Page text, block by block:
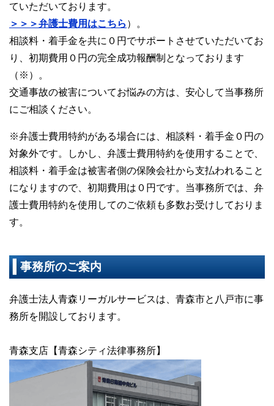
ていただいております。
＞＞＞弁護士費用はこちら ）。
相談料・着手金を共に０円でサポートさせていただいてお
り、初期費用０円の完全成功報酬制となっております
（※）。
交通事故の被害についてお悩みの方は、安心して当事務所
にご相談ください。
※弁護士費用特約がある場合には、相談料・着手金０円の
対象外です。しかし、弁護士費用特約を使用することで、
相談料・着手金は被害者側の保険会社から支払われること
になりますので、初期費用は０円です。当事務所では、弁
護士費用特約を使用してのご依頼も多数お受けしておりま
す。
事務所のご案内
弁護士法人青森リーガルサービスは、青森市と八戸市に事
務所を開設しております。
青森支店【青森シティ法律事務所】